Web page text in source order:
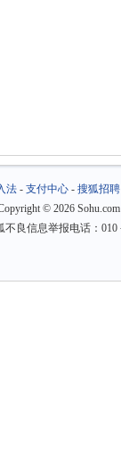
法- 支付中心- 搜狐招聘
© 2026
不良信息举报电话：010